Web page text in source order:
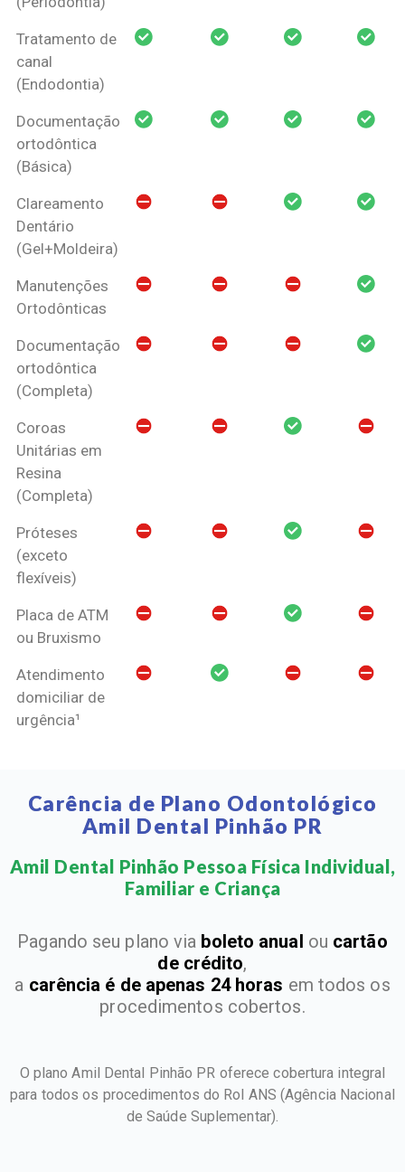
Tratamento de
canal
(Endodontia)
Documentação
ortodôntica
(Básica)
Clareamento
Dentário
(Gel+Moldeira)
Manutenções
Ortodônticas
Documentação
ortodôntica
(Completa)
Coroas
Unitárias em
Resina
(Completa)
Próteses
(exceto
flexíveis)
Placa de ATM
ou Bruxismo
Atendimento
domiciliar de
urgência¹
Carência de Plano Odontológico
Amil Dental Pinhão PR
Amil Dental Pinhão Pessoa Física Individual,
Familiar e Criança​
Pagando seu plano via boleto anual ou cartão
de crédito,
a carência é de apenas 24 horas em todos os
procedimentos cobertos.
O plano Amil Dental Pinhão PR oferece cobertura integral
para todos os procedimentos do Rol ANS(Agência Nacional
de Saúde Suplementar).